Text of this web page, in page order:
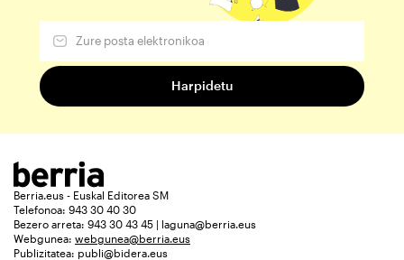
Berria.eus - Euskal Editorea SM
Telefonoa: 943 30 40 30
Bezero arreta: 943 30 43 45 | laguna@berria.eus
Webgunea: webgunea@berria.eus
Publizitatea: publi@bidera.eus